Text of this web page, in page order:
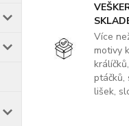
Více
motivy
ptáčků,
lišek,